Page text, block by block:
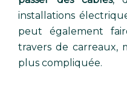
installations
peut également
travers de carreaux,
plus compliquée.